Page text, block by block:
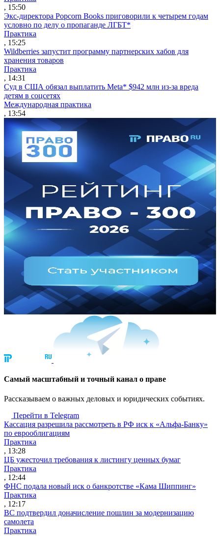
, 15:50
Экс-директора Popcorn Books приговорили к четырем годам
условно по делу о пропаганде ЛГБТ*
Практика
, 15:25
Wildberries запустит программу партнерских хабов для
хранения товаров
Практика
, 14:31
Суд в США обязал выплатить Meta* $942 млн из-за вреда
детям в соцсетях
Международная практика
, 13:54
Cамый масштабный и точный канал о праве
Рассказываем о важных деловых и юридических событиях.
Перейти в Telegram
Кассация разрешила рассмотреть в РФ иск к «Альфа-Банку»
по еврооблигациям
Практика
, 13:28
ЦБ ужесточил требования к листингу ценных бумаг
Практика
, 12:44
ФНС подала новый иск о банкротстве «Кама Шиппинг»
Практика
, 12:17
ВС подтвердил доначисление пошлин за модернизацию
самолета
Практика